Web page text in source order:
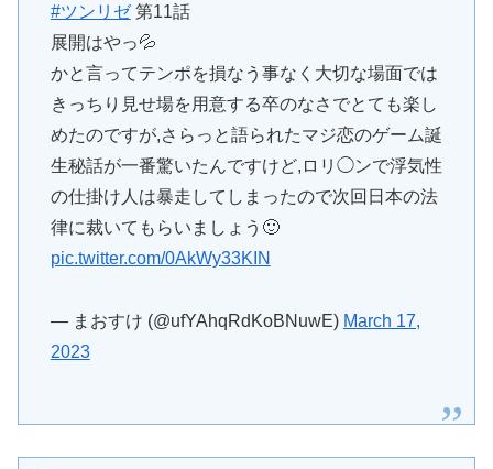
#ツンリゼ第11話
展開はやっ💦
かと言ってテンポを損なう事なく大切な場面では
きっちり見せ場を用意する卒のなさでとても楽し
めたのですが,さらっと語られたマジ恋のゲーム誕
生秘話が一番驚いたんですけど,ロリ◯ンで浮気性
の仕掛け人は暴走してしまったので次回日本の法
律に裁いてもらいましょう🙂
pic.twitter.com/0AkWy33KIN
— まおすけ (@ufYAhqRdKoBNuwE) March 17,
2023